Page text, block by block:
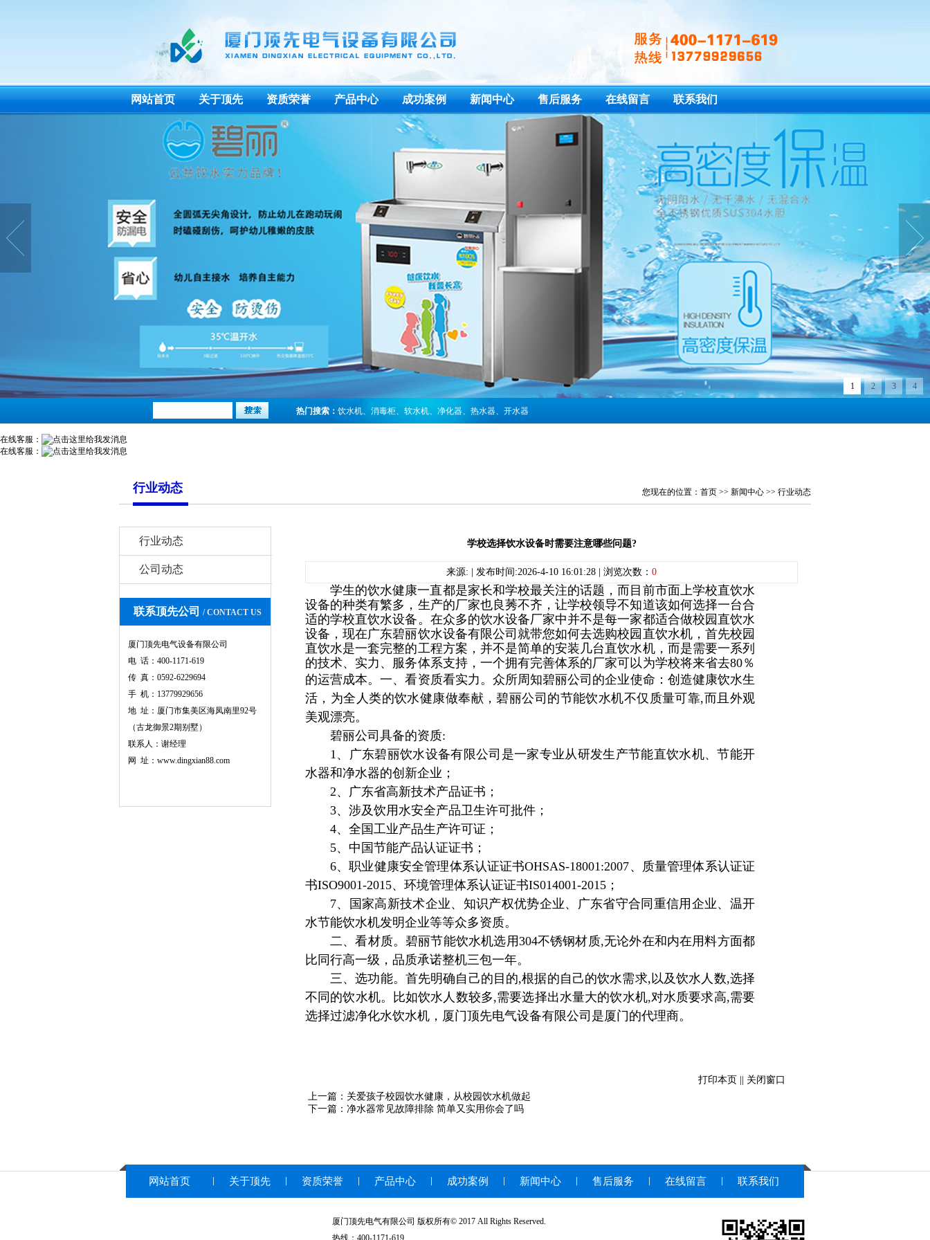
网站首页 关于顶先 资质荣誉 产品中心 成功案例 新闻中心 售后服务 在线留言 联系我们
1 2 3 4
热门搜索： 饮水机、 消毒柜、 软水机、 净化器、 热水器、 开水器
在线客服：
在线客服：
行业动态 您现在的位置： 首页 >> 新闻中心 >> 行业动态
行业动态
公司动态
联系顶先公司 / CONTACT US
厦门顶先电气设备有限公司
电 话：400-1171-619
传 真：0592-6229694
手 机：13779929656
地 址：厦门市集美区海凤南里92号
（古龙御景2期别墅）
联系人：谢经理
网 址：www.dingxian88.com
学校选择饮水设备时需要注意哪些问题?
来源: | 发布时间:2026-4-10 16:01:28 | 浏览次数： 0
学生的饮水健康一直都是家长和学校最关注的话题，而目前市面上学校直饮水
设备的种类有繁多，生产的厂家也良莠不齐，让学校领导不知道该如何选择一台合
适的学校直饮水设备。在众多的饮水设备厂家中并不是每一家都适合做校园直饮水
设备，现在广东碧丽饮水设备有限公司就带您如何去选购校园直饮水机，首先校园
直饮水是一套完整的工程方案，并不是简单的安装几台直饮水机，而是需要一系列
的技术、实力、服务体系支持，一个拥有完善体系的厂家可以为学校将来省去80％
的运营成本。一、看资质看实力。众所周知碧丽公司 的企业使命：创造健康饮水生
活，为全人类的饮水健康做奉献，碧丽公司的节能饮水机不仅质量可靠,而且外观
美观漂亮。
碧丽公司 具备的资质:
1、广东碧丽饮水设备有限公司是一家专业从研发生产节能直饮水机、节能开
水器和净水器的创新企业 ；
2、广东省高新技术产品证书 ；
3、涉及饮用水安全产品卫生许可批件 ；
4、全国工业产品生产许可证 ；
5、中国节能产品认证证书 ；
6、职业健康安全管理体系认证证书OHSAS-18001:2007、质量管理体系认证证
书ISO9001-2015、环境管理体系认证证书IS014001-2015 ；
7、
国家高新技术企业、知识产权优势企业、 广东省守合同重信用企业、 温开
水节能饮水机发明企业等等众多资质。
二、看材质。碧丽节能饮水机选用304不锈钢材质,无论外在和内在用料方面都
比同行高一级 ，品质承诺整机三包一年。
三、选功能。首先明确自己的目的,根据的自己的饮水需求,以及饮水人数,选择
不同的饮水机。比如饮水人数较多,需要选择出水量大的饮水机,对水质要求高,需要
选择过滤净化水饮水机，厦门顶先电气设备有限公司是厦门的代理商。
打印本页
关闭窗口
上一篇： 关爱孩子校园饮水健康，从校园饮水机做起
下一篇： 净水器常见故障排除 简单又实用你会了吗
网站首页 关于顶先 资质荣誉 产品中心 成功案例 新闻中心 售后服务 在线留言 联系我们
厦门顶先电气有限公司 版权所有© 2017 All Rights Reserved.
热线：400-1171-619